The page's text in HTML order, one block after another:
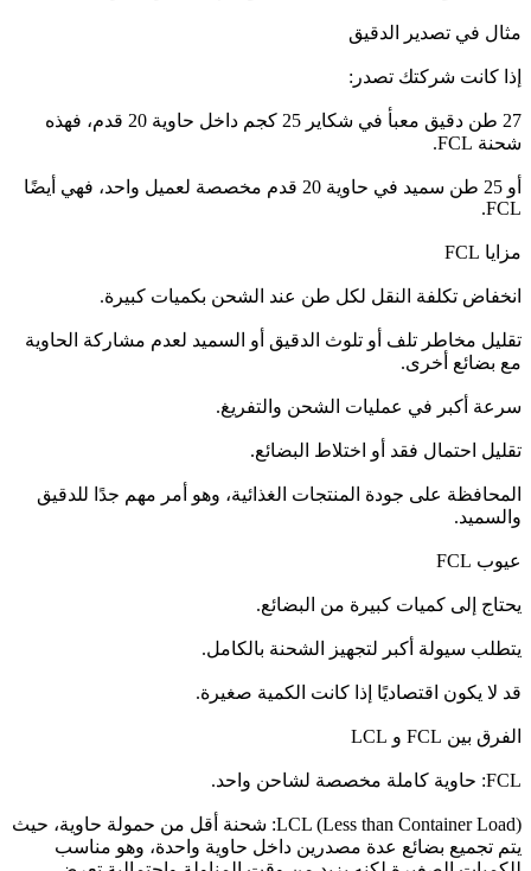
مثال في تصدير الدقيق
إذا كانت شركتك تصدر:
27 طن دقيق معبأ في شكاير 25 كجم داخل حاوية 20 قدم، فهذه
شحنة FCL.
أو 25 طن سميد في حاوية 20 قدم مخصصة لعميل واحد، فهي أيضًا
FCL.
مزايا FCL
انخفاض تكلفة النقل لكل طن عند الشحن بكميات كبيرة.
تقليل مخاطر تلف أو تلوث الدقيق أو السميد لعدم مشاركة الحاوية
مع بضائع أخرى.
سرعة أكبر في عمليات الشحن والتفريغ.
تقليل احتمال فقد أو اختلاط البضائع.
المحافظة على جودة المنتجات الغذائية، وهو أمر مهم جدًا للدقيق
والسميد.
عيوب FCL
يحتاج إلى كميات كبيرة من البضائع.
يتطلب سيولة أكبر لتجهيز الشحنة بالكامل.
قد لا يكون اقتصاديًا إذا كانت الكمية صغيرة.
الفرق بين FCL و LCL
FCL: حاوية كاملة مخصصة لشاحن واحد.
LCL (Less than Container Load): شحنة أقل من حمولة حاوية، حيث
يتم تجميع بضائع عدة مصدرين داخل حاوية واحدة، وهو مناسب